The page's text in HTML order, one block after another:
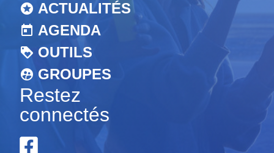
ACTUALITÉS
AGENDA
OUTILS
GROUPES
Restez
connectés